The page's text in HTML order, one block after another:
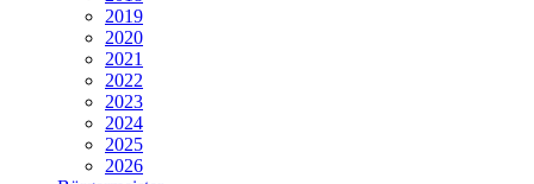
2019
2020
2021
2022
2023
2024
2025
2026